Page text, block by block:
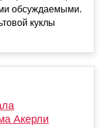
обсуждаемыми.
куклы
Акерли